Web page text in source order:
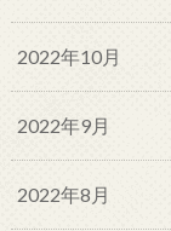
2022年10月
2022年9月
2022年8月